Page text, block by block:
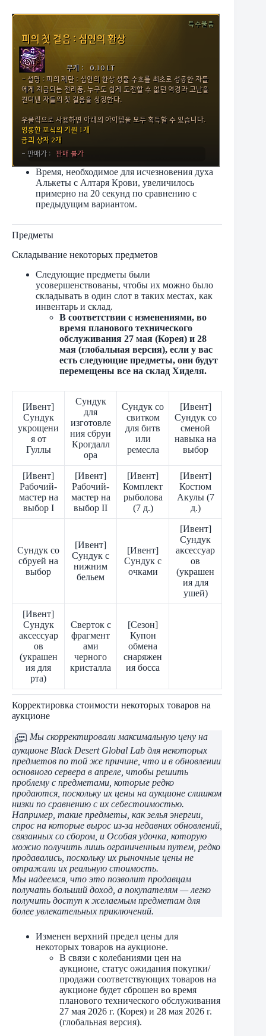
Время, необходимое для исчезновения духа
Алькеты с Алтаря Крови, увеличилось
примерно на 20 секунд по сравнению с
предыдущим вариантом.
Предметы
Складывание некоторых предметов
Следующие предметы были
усовершенствованы, чтобы их можно было
складывать в один слот в таких местах, как
инвентарь и склад.
В соответствии с изменениями, во
время планового технического
обслуживания 27 мая (Корея) и 28
мая (глобальная версия), если у вас
есть следующие предметы, они будут
перемещены все на склад Хиделя.
[Ивент]
Сундук
укрощени
я от
Гуллы
Сундук
для
изготовле
ния сбруи
Крогдалл
ора
Сундук со
свитком
для битв
или
ремесла
[Ивент]
Сундук со
сменой
навыка на
выбор
[Ивент]
Рабочий-
мастер на
выбор I
[Ивент]
Рабочий-
мастер на
выбор II
[Ивент]
Комплект
рыболова
(7 д.)
[Ивент]
Костюм
Акулы (7
д.)
Сундук со
сбруей на
выбор
[Ивент]
Сундук с
нижним
бельем
[Ивент]
Сундук с
очками
[Ивент]
Сундук
аксессуар
ов
(украшен
ия для
ушей)
[Ивент]
Сундук
аксессуар
ов
(украшен
ия для
рта)
Сверток с
фрагмент
ами
черного
кристалла
[Сезон]
Купон
обмена
снаряжен
ия босса
Корректировка стоимости некоторых товаров на
аукционе
Мы скорректировали максимальную цену на
аукционе Black Desert Global Lab для некоторых
предметов по той же причине, что и в обновлении
основного сервера в апреле, чтобы решить
проблему с предметами, которые редко
продаются, поскольку их цены на аукционе слишком
низки по сравнению с их себестоимостью.
Например, такие предметы, как зелья энергии,
спрос на которые вырос из-за недавних обновлений,
связанных со сбором, и Особая удочка, которую
можно получить лишь ограниченным путем, редко
продавались, поскольку их рыночные цены не
отражали их реальную стоимость.
Мы надеемся, что это позволит продавцам
получать больший доход, а покупателям — легко
получить доступ к желаемым предметам для
более увлекательных приключений.
Изменен верхний предел цены для
некоторых товаров на аукционе.
В связи с колебаниями цен на
аукционе, статус ожидания покупки/
продажи соответствующих товаров на
аукционе будет сброшен во время
планового технического обслуживания
27 мая 2026 г. (Корея) и 28 мая 2026 г.
(глобальная версия).